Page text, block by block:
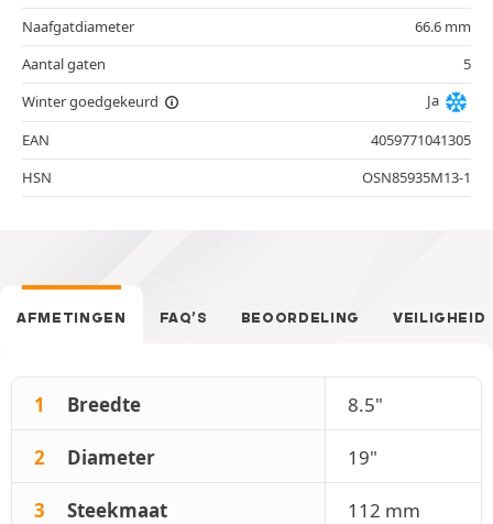
Naafgatdiameter
66.6 mm
Aantal gaten
5
Winter goedgekeurd
Ja
EAN
4059771041305
HSN
OSN85935M13-1
AFMETINGEN FAQ’S BEOORDELING VEILIGHEID
1 Breedte 8.5"
2 Diameter 19"
3 Steekmaat 112 mm